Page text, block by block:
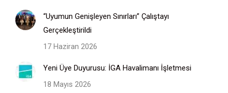
“Uyumun Genişleyen Sınırları” Çalıştayı
Gerçekleştirildi
17 Haziran 2026
Yeni Üye Duyurusu: İGA Havalimanı İşletmesi
18 Mayıs 2026